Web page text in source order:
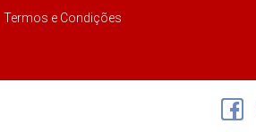
Termos e Condições